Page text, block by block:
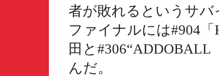
者が敗れるというサ
ファイナルには#904
田と
んだ。